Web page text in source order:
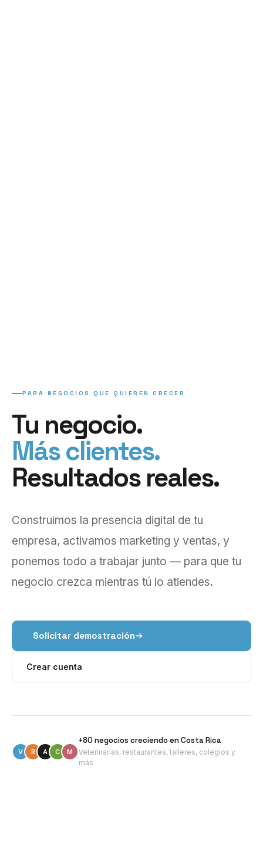
PARA NEGOCIOS QUE QUIEREN CRECER
Tu negocio.
Más clientes.
Resultados reales.
Construimos la presencia digital de tu
empresa, activamos marketing y ventas, y
ponemos todo a trabajar junto — para que tu
negocio crezca mientras tú lo atiendes.
Solicitar demostración
Crear cuenta
V R A C M
+80 negocios creciendo en Costa Rica
Veterinarias, restaurantes, talleres, colegios y
más